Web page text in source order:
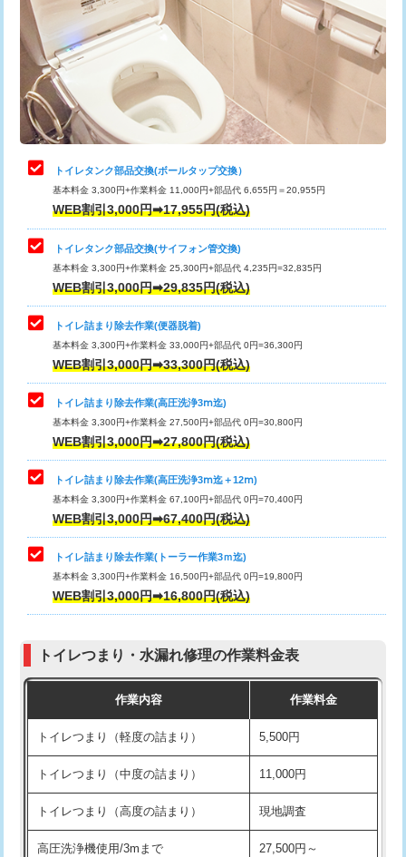
トイレタンク部品交換(ボールタップ交換）
基本料金 3,300円+作業料金 11,000円+部品代 6,655円＝20,955円
WEB割引3,000円➡17,955円(税込)
トイレタンク部品交換(サイフォン管交換)
基本料金 3,300円+作業料金 25,300円+部品代 4,235円=32,835円
WEB割引3,000円➡29,835円(税込)
トイレ詰まり除去作業(便器脱着)
基本料金 3,300円+作業料金 33,000円+部品代 0円=36,300円
WEB割引3,000円➡33,300円(税込)
トイレ詰まり除去作業(高圧洗浄3ⅿ迄)
基本料金 3,300円+作業料金 27,500円+部品代 0円=30,800円
WEB割引3,000円➡27,800円(税込)
トイレ詰まり除去作業(高圧洗浄3ⅿ迄＋12ⅿ)
基本料金 3,300円+作業料金 67,100円+部品代 0円=70,400円
WEB割引3,000円➡67,400円(税込)
トイレ詰まり除去作業(トーラー作業3ｍ迄)
基本料金 3,300円+作業料金 16,500円+部品代 0円=19,800円
WEB割引3,000円➡16,800円(税込)
トイレつまり・水漏れ修理の作業料金表
作業内容 作業料金
トイレつまり（軽度の詰まり） 5,500円
トイレつまり（中度の詰まり） 11,000円
トイレつまり（高度の詰まり） 現地調査
高圧洗浄機使用/3mまで
27,500円～